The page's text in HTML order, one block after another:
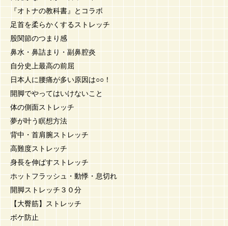
『オトナの教科書』とコラボ
足首を柔らかくするストレッチ
股関節のつまり感
鼻水・鼻詰まり・副鼻腔炎
自分史上最高の前屈
日本人に腰痛が多い原因は○○！
開脚でやってはいけないこと
体の側面ストレッチ
夢が叶う瞑想方法
背中・首肩腕ストレッチ
高難度ストレッチ
身長を伸ばすストレッチ
ホットフラッシュ・動悸・息切れ
開脚ストレッチ３０分
【大臀筋】ストレッチ
ボケ防止